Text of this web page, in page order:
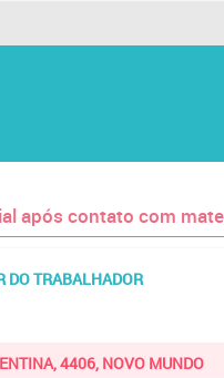
após contato com
DO TRABALHADOR
4406, NOVO MUNDO